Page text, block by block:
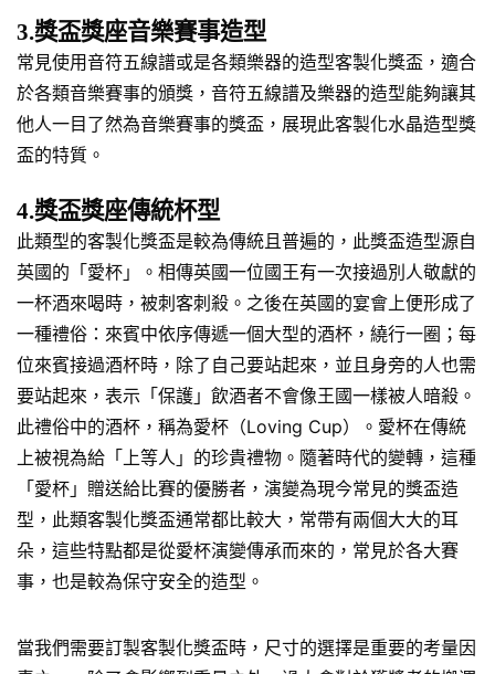
3.獎盃獎座音樂賽事造型
常見使用音符五線譜或是各類樂器的造型客製化獎盃，適合
於各類音樂賽事的頒獎，音符五線譜及樂器的造型能夠讓其
他人一目了然為音樂賽事的獎盃，展現此客製化水晶造型獎
盃的特質。
4.獎盃獎座傳統杯型
此類型的客製化獎盃是較為傳統且普遍的，此獎盃造型源自
英國的「愛杯」。相傳英國一位國王有一次接過別人敬獻的
一杯酒來喝時，被刺客刺殺。之後在英國的宴會上便形成了
一種禮俗：來賓中依序傳遞一個大型的酒杯，繞行一圈；每
位來賓接過酒杯時，除了自己要站起來，並且身旁的人也需
要站起來，表示「保護」飲酒者不會像王國一樣被人暗殺。
此禮俗中的酒杯，稱為愛杯（Loving Cup）。愛杯在傳統
上被視為給「上等人」的珍貴禮物。隨著時代的變轉，這種
「愛杯」贈送給比賽的優勝者，演變為現今常見的獎盃造
型，此類客製化獎盃通常都比較大，常帶有兩個大大的耳
朵，這些特點都是從愛杯演變傳承而來的，常見於各大賽
事，也是較為保守安全的造型。
當我們需要訂製客製化獎盃時，尺寸的選擇是重要的考量因